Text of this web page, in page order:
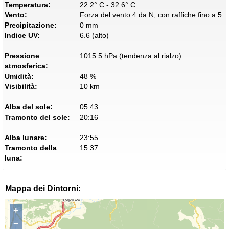
Temperatura:
22.2° C - 32.6° C
Vento:
Forza del vento 4 da N, con raffiche fino a 5
Precipitazione:
0 mm
Indice UV:
6.6 (alto)
Pressione
atmosferica:
1015.5 hPa (tendenza al rialzo)
Umidità:
48 %
Visibilità:
10 km
Alba del sole:
05:43
Tramonto del sole:
20:16
Alba lunare:
23:55
Tramonto della
luna:
15:37
Mappa dei Dintorni:
+
−